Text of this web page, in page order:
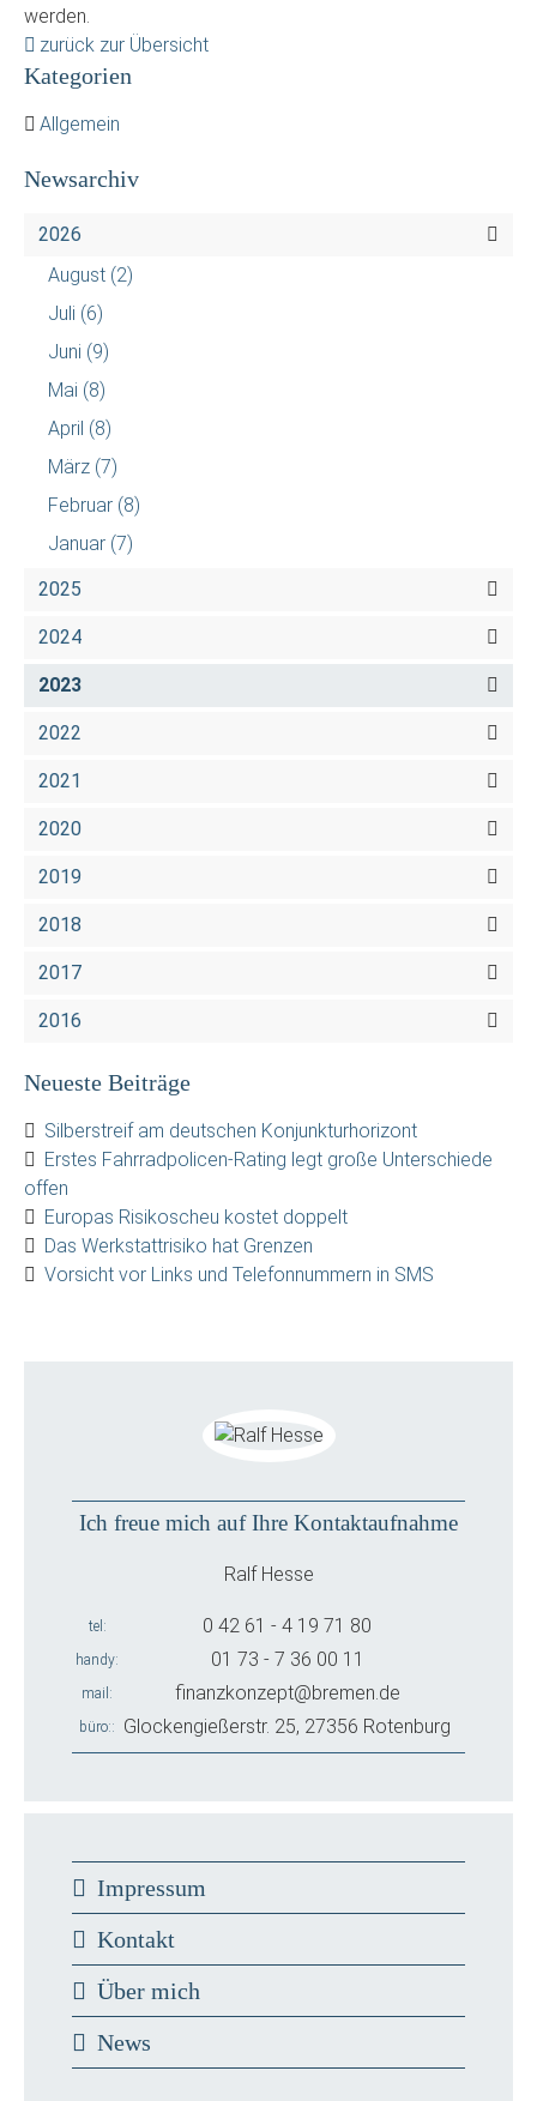
werden.
zurück zur Übersicht
Kategorien
Allgemein
Newsarchiv
2026
August (2)
Juli (6)
Juni (9)
Mai (8)
April (8)
März (7)
Februar (8)
Januar (7)
2025
2024
2023
2022
2021
2020
2019
2018
2017
2016
Neueste Beiträge
Silberstreif am deutschen Konjunkturhorizont
Erstes Fahrradpolicen-Rating legt große Unterschiede
offen
Europas Risikoscheu kostet doppelt
Das Werkstattrisiko hat Grenzen
Vorsicht vor Links und Telefonnummern in SMS
Ich freue mich auf Ihre Kontaktaufnahme
Ralf Hesse
tel 0 42 61 - 4 19 71 80
handy 01 73 - 7 36 00 11
mail finanzkonzept@bremen.de
büro: Glockengießerstr. 25, 27356 Rotenburg
Impressum
Kontakt
Über mich
News